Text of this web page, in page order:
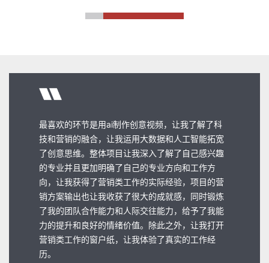
专业的方向和计划，也让我对于未来规划路线有一
个明确的思路， 对于我来说有很大的帮助。感谢蓝
色光标老师们的教学指导，学习市场营销让我深刻
理解了如何识别和满足客户需求。通过市场调研和
分析，我学会了制定有效的营销策略和推广计划。
了解目标市场的行为模式和趋势，是成功的关键。
同时，品牌管理和沟通技巧的提升，使我能更好地
传达价值和吸引目标受众。这些知识不仅帮助我在
工作中做出更明智的决策，也为未来的职业发展奠
定了坚实基础。